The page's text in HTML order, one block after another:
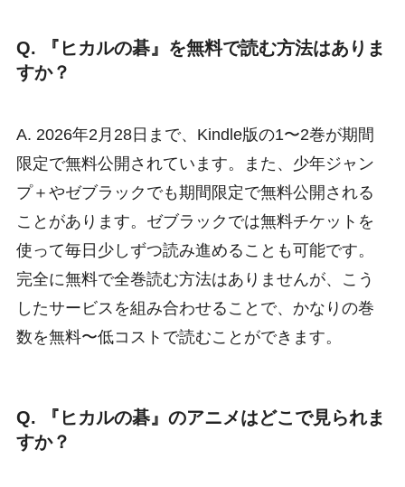
Q. 『ヒカルの碁』を無料で読む方法はありま
すか？
A. 2026年2月28日まで、Kindle版の1〜2巻が期間
限定で無料公開されています。また、少年ジャン
プ＋やゼブラックでも期間限定で無料公開される
ことがあります。ゼブラックでは無料チケットを
使って毎日少しずつ読み進めることも可能です。
完全に無料で全巻読む方法はありませんが、こう
したサービスを組み合わせることで、かなりの巻
数を無料〜低コストで読むことができます。
Q. 『ヒカルの碁』のアニメはどこで見られま
すか？